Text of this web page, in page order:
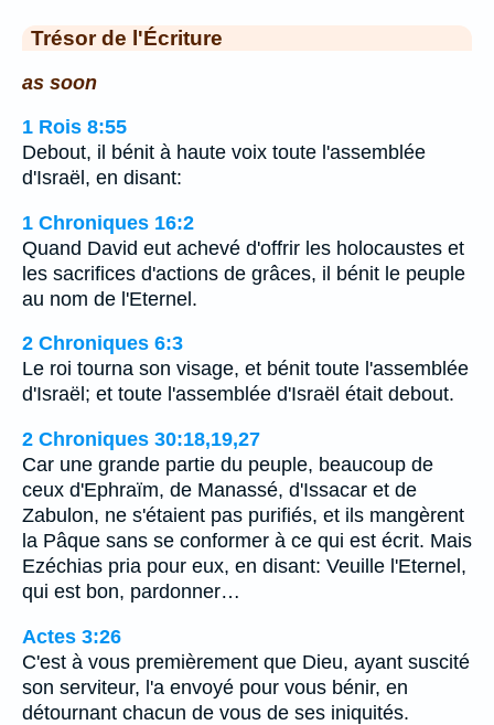
Trésor de l'Écriture
as soon
1 Rois 8:55
Debout, il bénit à haute voix toute l'assemblée
d'Israël, en disant:
1 Chroniques 16:2
Quand David eut achevé d'offrir les holocaustes et
les sacrifices d'actions de grâces, il bénit le peuple
au nom de l'Eternel.
2 Chroniques 6:3
Le roi tourna son visage, et bénit toute l'assemblée
d'Israël; et toute l'assemblée d'Israël était debout.
2 Chroniques 30:18,19,27
Car une grande partie du peuple, beaucoup de
ceux d'Ephraïm, de Manassé, d'Issacar et de
Zabulon, ne s'étaient pas purifiés, et ils mangèrent
la Pâque sans se conformer à ce qui est écrit. Mais
Ezéchias pria pour eux, en disant: Veuille l'Eternel,
qui est bon, pardonner…
Actes 3:26
C'est à vous premièrement que Dieu, ayant suscité
son serviteur, l'a envoyé pour vous bénir, en
détournant chacun de vous de ses iniquités.